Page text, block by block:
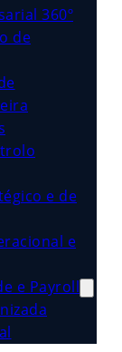
360º
de
e de
e
e Payroll